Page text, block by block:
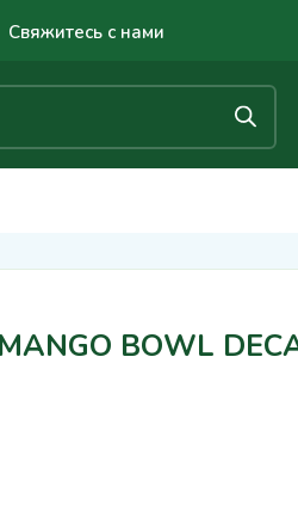
Свяжитесь с нами
BOWL